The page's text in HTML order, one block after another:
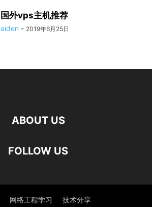
国外vps主机推荐
aiden - 2019年6月25日
ABOUT US
FOLLOW US
网络工程学习 技术分享